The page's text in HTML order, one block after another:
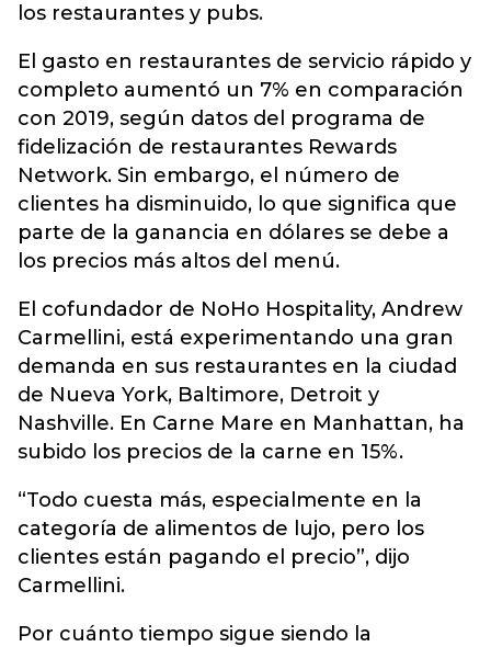
los restaurantes y pubs.
El gasto en restaurantes de servicio rápido y
completo aumentó un 7% en comparación
con 2019, según datos del programa de
fidelización de restaurantes Rewards
Network. Sin embargo, el número de
clientes ha disminuido, lo que significa que
parte de la ganancia en dólares se debe a
los precios más altos del menú.
El cofundador de NoHo Hospitality, Andrew
Carmellini, está experimentando una gran
demanda en sus restaurantes en la ciudad
de Nueva York, Baltimore, Detroit y
Nashville. En Carne Mare en Manhattan, ha
subido los precios de la carne en 15%.
“Todo cuesta más, especialmente en la
categoría de alimentos de lujo, pero los
clientes están pagando el precio”, dijo
Carmellini.
Por cuánto tiempo sigue siendo la